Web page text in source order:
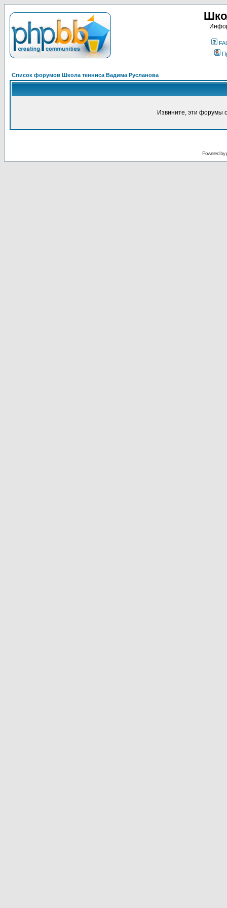
Список форумов Школа тенниса Вадима Русланова
Извините, эти форумы
Powered by